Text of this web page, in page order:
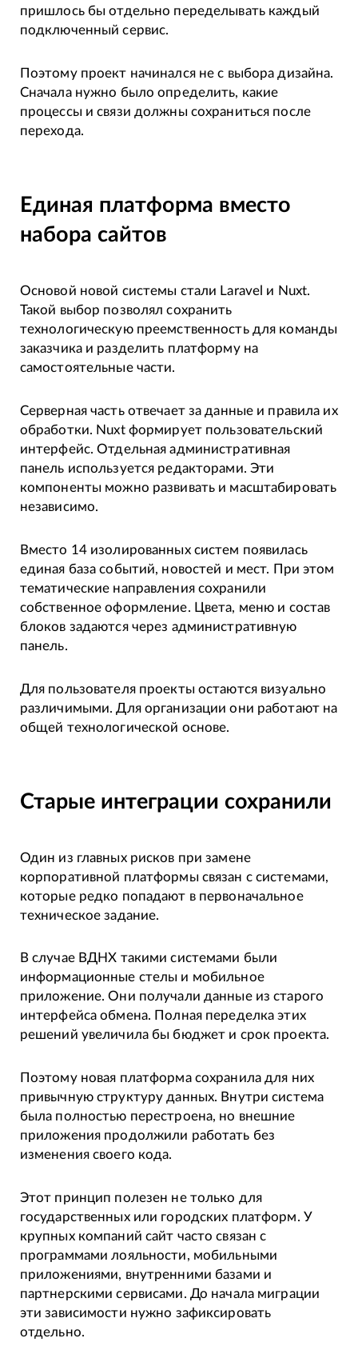
пришлось бы отдельно переделывать каждый
подключенный сервис.
Поэтому проект начинался не с выбора дизайна.
Сначала нужно было определить, какие
процессы и связи должны сохраниться после
перехода.
Единая платформа вместо
набора сайтов
Основой новой системы стали Laravel и Nuxt.
Такой выбор позволял сохранить
технологическую преемственность для команды
заказчика и разделить платформу на
самостоятельные части.
Серверная часть отвечает за данные и правила их
обработки. Nuxt формирует пользовательский
интерфейс. Отдельная административная
панель используется редакторами. Эти
компоненты можно развивать и масштабировать
независимо.
Вместо 14 изолированных систем появилась
единая база событий, новостей и мест. При этом
тематические направления сохранили
собственное оформление. Цвета, меню и состав
блоков задаются через административную
панель.
Для пользователя проекты остаются визуально
различимыми. Для организации они работают на
общей технологической основе.
Старые интеграции сохранили
Один из главных рисков при замене
корпоративной платформы связан с системами,
которые редко попадают в первоначальное
техническое задание.
В случае ВДНХ такими системами были
информационные стелы и мобильное
приложение. Они получали данные из старого
интерфейса обмена. Полная переделка этих
решений увеличила бы бюджет и срок проекта.
Поэтому новая платформа сохранила для них
привычную структуру данных. Внутри система
была полностью перестроена, но внешние
приложения продолжили работать без
изменения своего кода.
Этот принцип полезен не только для
государственных или городских платформ. У
крупных компаний сайт часто связан с
программами лояльности, мобильными
приложениями, внутренними базами и
партнерскими сервисами. До начала миграции
эти зависимости нужно зафиксировать
отдельно.